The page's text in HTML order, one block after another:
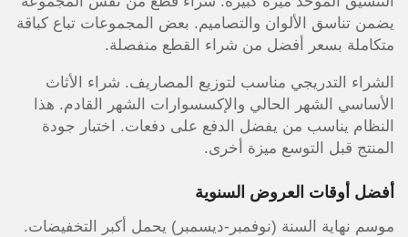
يضمن تناسق الألوان والتصاميم. بعض المجموعات تباع كباقة
متكاملة بسعر أفضل من شراء القطع منفصلة.
الشراء التدريجي مناسب لتوزيع المصاريف. شراء الأثاث
الأساسي الشهر الحالي والإكسسوارات الشهر القادم. هذا
النظام يناسب من يفضل الدفع على دفعات. اختبار جودة
المنتج قبل التوسع ميزة أخرى.
أفضل أوقات العروض السنوية
موسم نهاية السنة (نوفمبر-ديسمبر) يحمل أكبر التخفيضات.